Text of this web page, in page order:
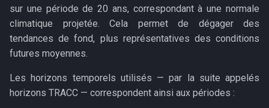
sur une période de 20 ans, correspondant à une normale
climatique projetée. Cela permet de dégager des
tendances de fond, plus représentatives des conditions
futures moyennes.
Les horizons temporels utilisés — par la suite appelés
horizons TRACC — correspondent ainsi aux périodes :